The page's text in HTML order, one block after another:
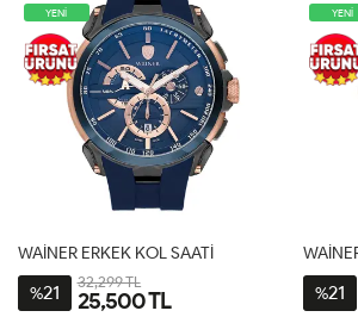
YENİ
WAİNER ERKEK KOL SAATİ
%21 32,299 TL
25,500 TL
YENİ
%21